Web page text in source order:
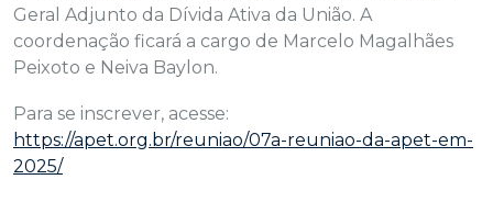
Geral Adjunto da Dívida Ativa da União. A
coordenação ficará a cargo de Marcelo Magalhães
Peixoto e Neiva Baylon.
Para se inscrever, acesse:
https://apet.org.br/reuniao/07a-reuniao-da-apet-em-
2025/